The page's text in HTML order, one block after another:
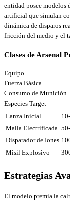
entidad posee modelos
artificial que simulan
dinámica de disparos
fricción del medio y el
Clases de Arsenal
Equipo
Fuerza Básica
Consumo de Munición
Especies Target
Lanza Inicial
Malla Electrificada
Disparador de Iones
Misil Explosivo
Estrategias
El modelo premia la